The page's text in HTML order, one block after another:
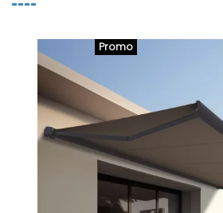
Promo